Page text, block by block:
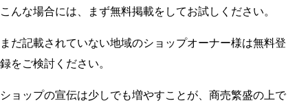
こんな場合には、まず無料掲載をしてお試しください。
まだ記載されていない地域のショップオーナー様は無料登
録をご検討ください。
ショップの宣伝は少しでも増やすことが、商売繁盛の上で